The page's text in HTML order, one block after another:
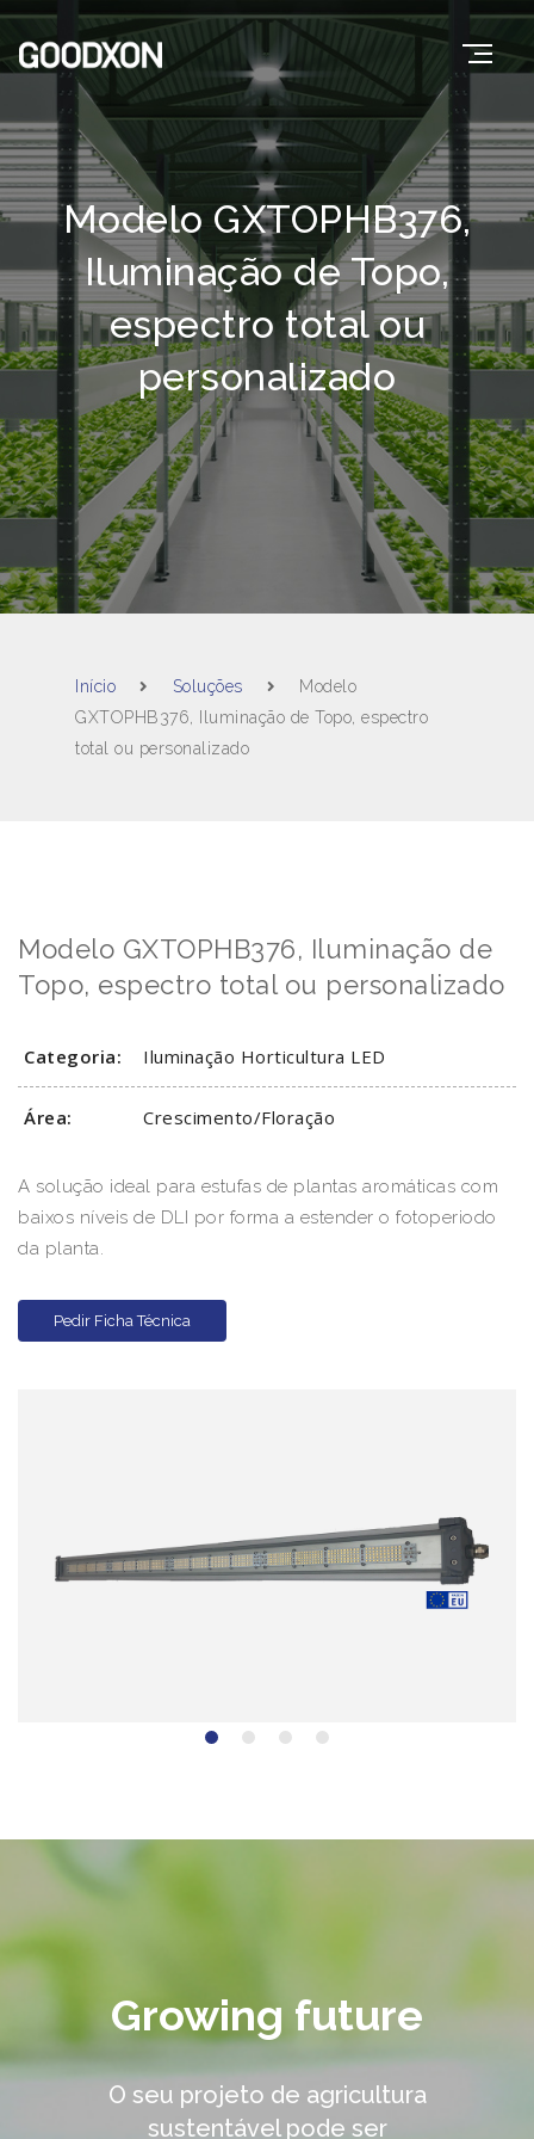
Modelo GXTOPHB376,
Iluminação de Topo,
espectro total ou
personalizado
Início Soluções
Modelo
GXTOPHB376, Iluminação de Topo, espectro
total ou personalizado
Modelo GXTOPHB376, Iluminação de
Topo, espectro total ou personalizado
Categoria: Iluminação Horticultura LED
Área: Crescimento/Floração
A solução ideal para estufas de plantas aromáticas com
baixos níveis de DLI por forma a estender o fotoperiodo
da planta.
Pedir Ficha Técnica
Growing future
O seu projeto de agricultura
sustentável pode ser